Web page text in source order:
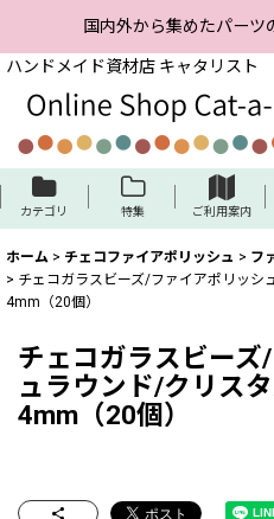
国内外から集めたパーツ
ハンドメイド資材店 キャタリスト
カテゴリ 特集 ご利用案内
ホーム > チェコファイアポリッシュ > フ
> チェコガラスビーズ/ファイアポリッシ
4mm（20個）
チェコガラスビーズ
ュラウンド/クリス
4mm（20個）